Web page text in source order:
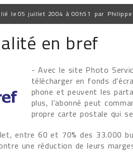
le 05 juillet 2004 à 00h51 par Philippe
en bref
- Avec le site Photo
télécharger en fonds
phone et peuvent les
plus, l'abonné peut
propre carte postale qui
entre 60 et 70% des 33.000
une réduction de leurs